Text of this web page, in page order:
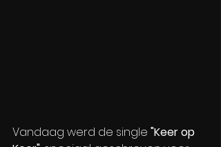
Vandaag werd de single "Keer op